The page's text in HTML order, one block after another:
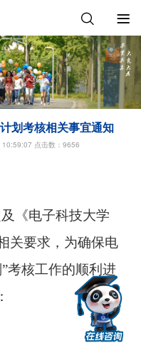
划考核相关事宜通知
10:59:07 点击数：9656
《电子科技大学
关要求，为确保电
考核工作的顺利进